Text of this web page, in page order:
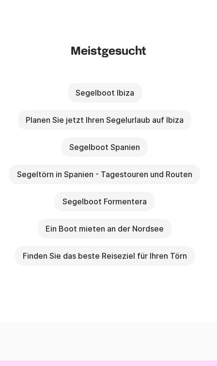
Meistgesucht
Segelboot Ibiza
Planen Sie jetzt Ihren Segelurlaub auf Ibiza
Segelboot Spanien
Segeltörn in Spanien - Tagestouren und Routen
Segelboot Formentera
Ein Boot mieten an der Nordsee
Finden Sie das beste Reiseziel für Ihren Törn